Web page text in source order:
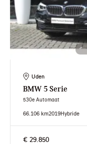
Uden
BMW 5 Serie
530e Automaat
66.106 km2019Hybride
€ 29.850